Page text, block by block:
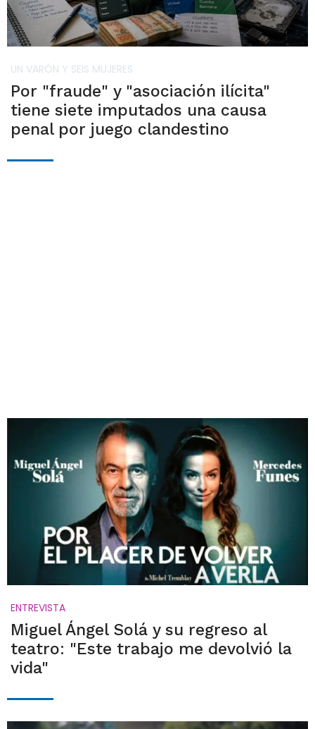
UN VARÓN Y SEIS MUJERES
Por "fraude" y "asociación ilícita"
tiene siete imputados una causa
penal por juego clandestino
ENTREVISTA
Miguel Ángel Solá y su regreso al
teatro: "Este trabajo me devolvió la
vida"